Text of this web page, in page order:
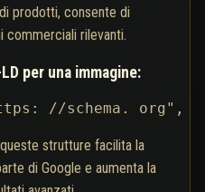
prodotti, consente di
commerciali rilevanti.
per una immagine:
//schema. org",
strutture facilita la
di Google e aumenta la